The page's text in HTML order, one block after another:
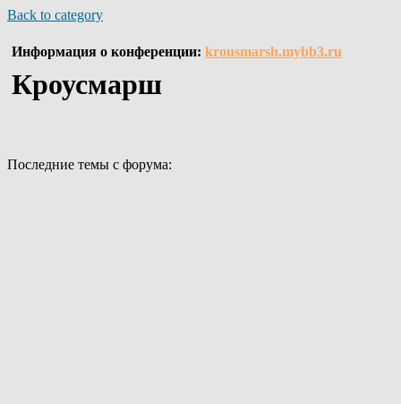
Back to category
Информация о конференции: krousmarsh.mybb3.ru
Кроусмарш
Последние темы с форума: